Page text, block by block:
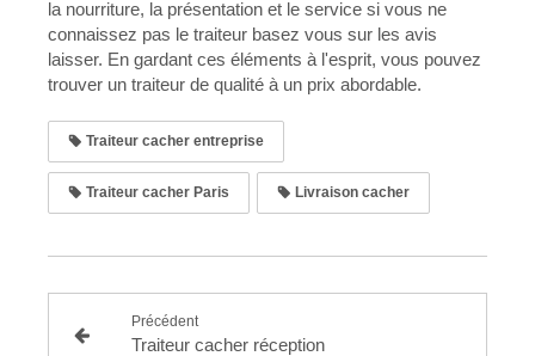
la nourriture, la présentation et le service si vous ne
connaissez pas le traiteur basez vous sur les avis
laisser. En gardant ces éléments à l'esprit, vous pouvez
trouver un traiteur de qualité à un prix abordable.
Traiteur cacher entreprise
Traiteur cacher Paris Livraison cacher
Précédent
Traiteur cacher réception